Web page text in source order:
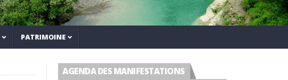
PATRIMOINE
AGENDA DES MANIFESTATIONS